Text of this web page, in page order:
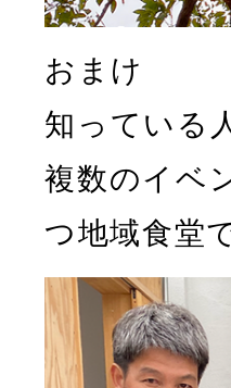
おまけ
知っている
複数のイベ
つ地域食堂